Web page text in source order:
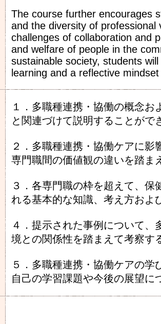
The course further encourages
and the diversity of
challenges of collaboration and
and welfare of people in the
sustainable society, students
learning and a reflective
１．多職種連携・協働の概念
と関連づけて説明することがで
２．多職種連携・協働ケアに
専門職間の価値観の違いを踏ま
３．各専門職の枠を超えて、
れる基本的な知識、考え方およ
４．提示された事例について
境との関係性を踏まえて考察す
５．多職種連携・協働ケアの
自己の学習課題や今後の展望に